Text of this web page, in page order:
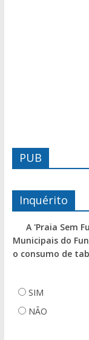
PUB
Inquérito
A 'Praia Sem
Municipais do
o consumo de
SIM
NÃO